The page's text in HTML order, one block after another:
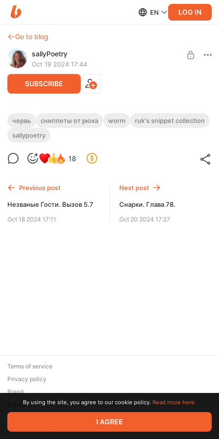
EN LOG IN
Go to blog
sallyPoetry
Oct 19 2024 17:44
SUBSCRIBE
Сниппеты от Рюка. Смерть Джека-
Остряка (Червь, АУ)
Джек-Остряк.
червь сниппеты от рюка worm
ruk's snippet collection
sallypoetry
18
Previous post
Незваные Гости. Вызов 5.7
Oct 18 2024 17:11
Next post
Снарки. Глава 78.
Oct 20 2024 17:27
© 2026 Zaya Solutions Limited. All rights reserved. All trademarks
are the property of their respective owners.
Terms of service
Privacy policy
Brand
SupportBy using the site, you agree to our cookie policy. Read more here.
I AGREE